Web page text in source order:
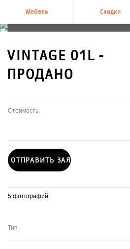
Мебель Скидки
+7 495 995-58-58
VINTAGE 01L -
ПРОДАНО
Стоимость.
ОТПРАВИТЬ ЗАЯВКУ
5 фотографий
Тип